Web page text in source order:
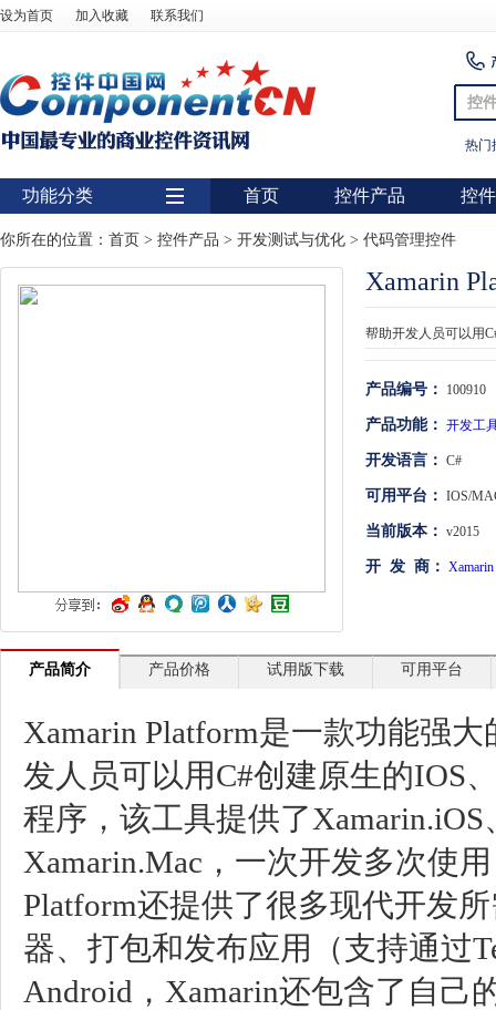
设为首页 加入收藏 联系我们
控
热门
功能分类
用户界面
项目管理与业务逻辑
网络通讯
程序安全
开发测试与优化
智能设备开发
其它
首页 控件产品 控
你所在的位置： 首页 > 控件产品 > 开发测试与优化 > 代码管理控件
Xamarin
帮助开发人员可以用
产品编号： 100910
产品功能： 开发工
开发语言： C#
可用平台： IOS/
当前版本： v2015
开 发 商： Xamarin
产品简介 产品价格 试用版下载 可用平台
Xamarin Platform是一款功能强
发人员可以用C#创建原生的IOS
程序，该工具提供了
Xamarin.Mac，一次开发多次使
Platform还提供了很多现代开发
器、打包和发布应用（支持通过
Android，Xamarin还包含了自己